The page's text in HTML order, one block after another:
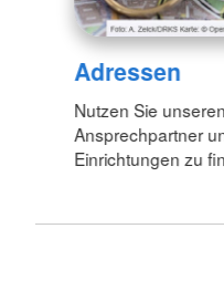
Adressen
Nutzen Sie
Ansprechpartner
Einrichtungen zu